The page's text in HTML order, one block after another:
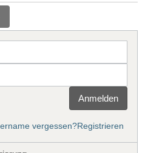
Anmelden
vergessen?Registrieren